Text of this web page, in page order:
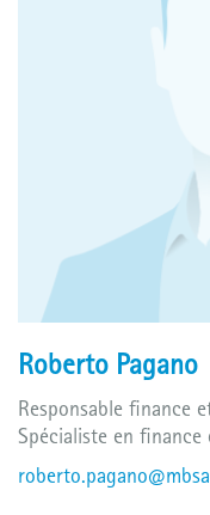
Roberto Pagano
Responsable finance
Spécialiste en